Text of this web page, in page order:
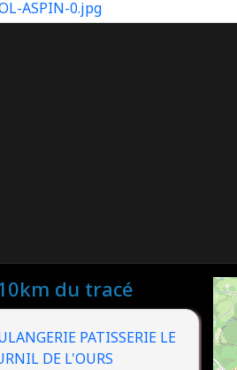
du tracé
PATISSERIE LE
DE L'OURS